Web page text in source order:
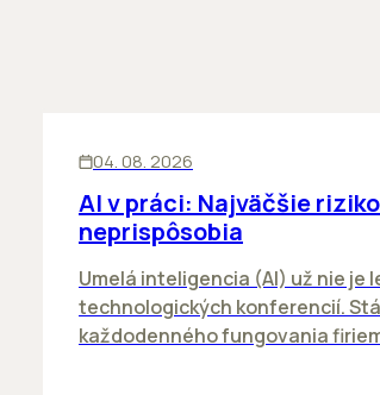
04. 08. 2026
AI v práci: Najväčšie
neprispôsobia
Umelá inteligencia (AI) už nie je
technologických konferencií.
každodenného fungovania